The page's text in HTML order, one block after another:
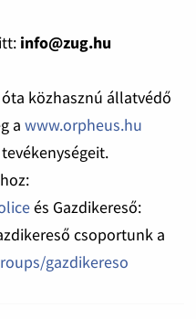
info@zug.hu
közhasznú állatvédő
a www.orpheus.hu
és Gazdikereső:
csoportunk a
gazdikereso